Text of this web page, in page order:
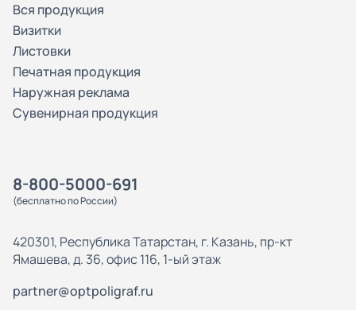
Вся продукция
Визитки
Листовки
Печатная продукция
Наружная реклама
Сувенирная продукция
8-800-5000-691
(бесплатно по России)
420301, Республика Татарстан, г. Казань, пр-кт
Ямашева, д. 36, офис 116, 1-ый этаж
partner@optpoligraf.ru